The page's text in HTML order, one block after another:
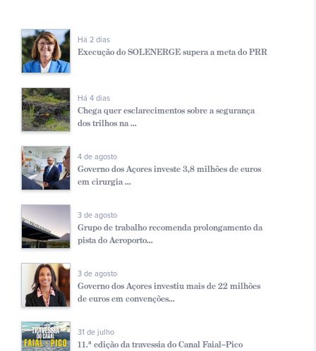
Há 2 dias
Execução do SOLENERGE supera a meta do PRR
Há 4 dias
Chega quer esclarecimentos sobre a segurança
dos trilhos na ...
4 de agosto
Governo dos Açores investe 3,8 milhões de euros
em cirurgia ...
3 de agosto
Grupo de trabalho recomenda prolongamento da
pista do Aeroporto...
3 de agosto
Governo dos Açores investiu mais de 22 milhões
de euros em convenções...
31 de julho
11.ª edição da travessia do Canal Faial–Pico